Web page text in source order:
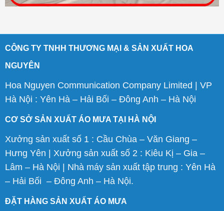
CÔNG TY TNHH THƯƠNG MẠI & SẢN XUẤT HOA
NGUYÊN
Hoa Nguyen Communication Company Limited | VP
Hà Nội : Yên Hà – Hải Bối – Đông Anh – Hà Nội
CƠ SỞ SẢN XUẤT ÁO MƯA TẠI HÀ NỘI
Xưởng sản xuất số 1 : Cầu Chùa – Văn Giang –
Hưng Yên | Xưởng sản xuất số 2 : Kiêu Kị – Gia –
Lâm – Hà Nội | Nhà máy sản xuất tập trung : Yên Hà
– Hải Bối – Đông Anh – Hà Nội.
ĐẶT HÀNG SẢN XUẤT ÁO MƯA